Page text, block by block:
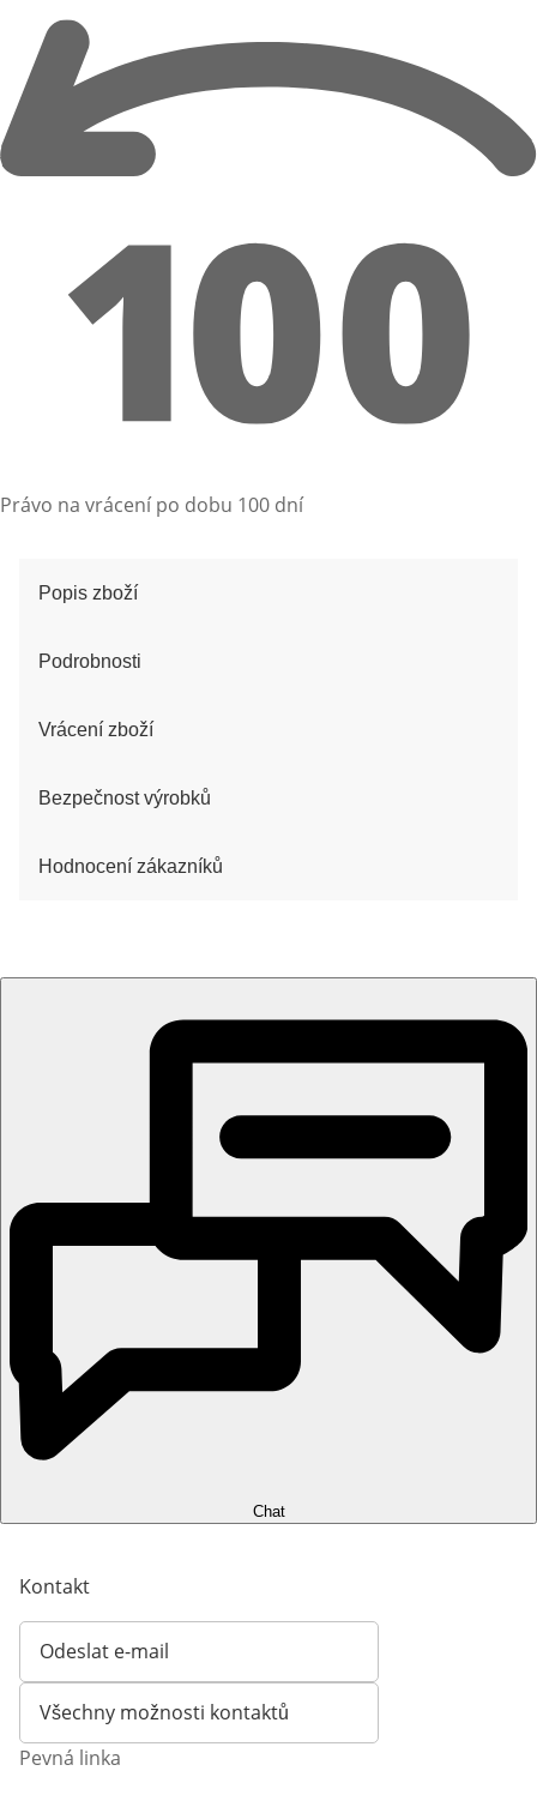
Právo na vrácení po dobu 100 dní
Popis zboží
Podrobnosti
Vrácení zboží
Bezpečnost výrobků
Hodnocení zákazníků
Chat
Kontakt
Odeslat e-mail
Otevírá e-mailového klienta
Všechny možnosti kontaktů
Pevná linka